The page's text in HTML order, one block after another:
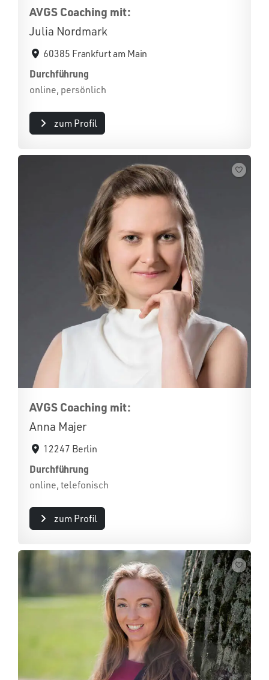
AVGS Coaching mit:
Julia Nordmark
60385 Frankfurt am Main
Durchführung
online, persönlich
zum Profil
AVGS Coaching mit:
Anna Majer
12247 Berlin
Durchführung
online, telefonisch
zum Profil